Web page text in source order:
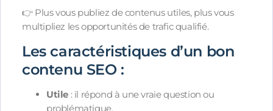
👉 Plus vous publiez de contenus utiles, plus vous
multipliez les opportunités de trafic qualifié.
Les caractéristiques d’un bon
contenu SEO :
Utile : il répond à une vraie question ou
problématique.